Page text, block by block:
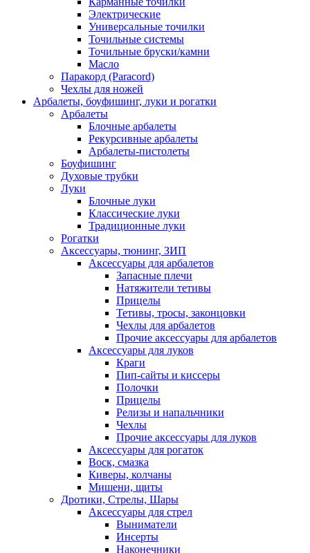
Электрические
Универсальные точилки
Точильные системы
Точильные бруски/камни
Масло
Паракорд (Paracord)
Чехлы для ножей
Арбалеты, боуфишинг, луки и рогатки
Арбалеты
Блочные арбалеты
Рекурсивные арбалеты
Арбалеты-пистолеты
Боуфишинг
Духовые трубки
Луки
Блочные луки
Классические луки
Традиционные луки
Рогатки
Аксессуары, тюнинг, ЗИП
Аксессуары для арбалетов
Запасные плечи
Натяжители тетивы
Прицелы
Тетивы, тросы, законцовки
Чехлы для арбалетов
Прочие аксессуары для арбалетов
Аксессуары для луков
Краги
Пип-сайты и киссеры
Полочки
Прицелы
Релизы и напальчники
Чехлы
Прочие аксессуары для луков
Аксессуары для рогаток
Воск, смазка
Киверы, колчаны
Мишени, щиты
Дротики, Стрелы, Шары
Аксессуары для стрел
Выниматели
Инсерты
Наконечники